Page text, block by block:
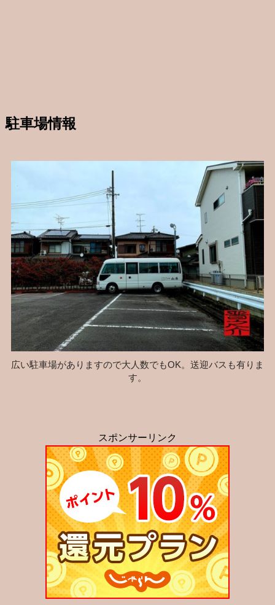
駐車場情報
広い駐車場がありますので大人数でもOK。送迎バスも有りま
す。
スポンサーリンク